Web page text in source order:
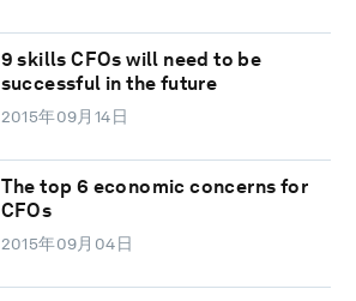
9 skills CFOs will need to be
successful in the future
2015年09月14日
The top 6 economic concerns for
CFOs
2015年09月04日